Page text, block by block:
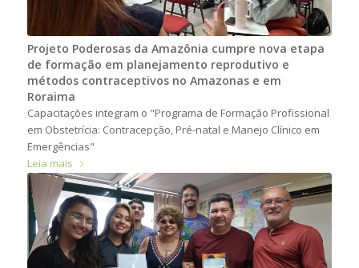
Projeto Poderosas da Amazônia cumpre nova etapa
de formação em planejamento reprodutivo e
métodos contraceptivos no Amazonas e em
Roraima
Capacitações integram o "Programa de Formação Profissional
em Obstetrícia: Contracepção, Pré-natal e Manejo Clínico em
Emergências"
Leia mais